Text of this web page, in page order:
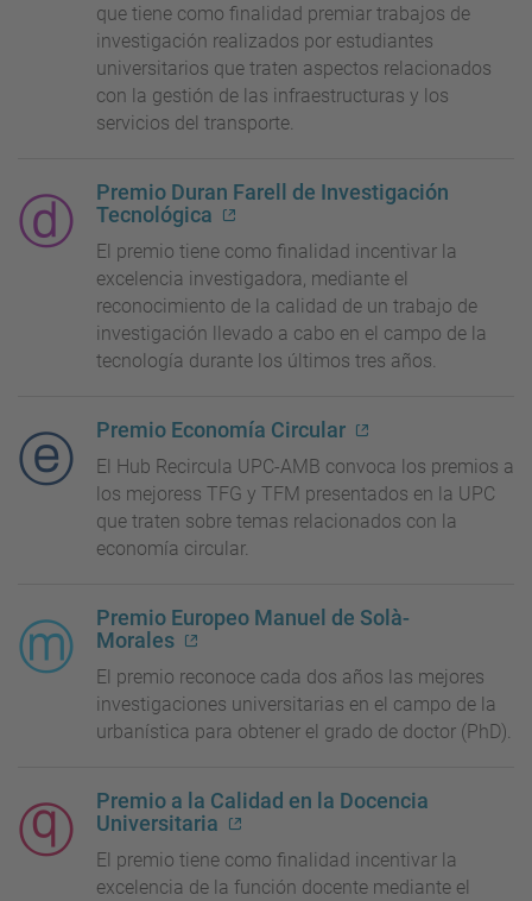
que tiene como finalidad premiar trabajos de
investigación realizados por estudiantes
universitarios que traten aspectos relacionados
con la gestión de las infraestructuras y los
servicios del transporte.
Premio Duran Farell de Investigación
Tecnológica
El premio tiene como finalidad incentivar la
excelencia investigadora, mediante el
reconocimiento de la calidad de un trabajo de
investigación llevado a cabo en el campo de la
tecnología durante los últimos tres años.
Premio Economía Circular
El Hub Recircula UPC-AMB convoca los premios a
los mejoress TFG y TFM presentados en la UPC
que traten sobre temas relacionados con la
economía circular.
Premio Europeo Manuel de Solà-
Morales
El premio reconoce cada dos años las mejores
investigaciones universitarias en el campo de la
urbanística para obtener el grado de doctor (PhD).
Premio a la Calidad en la Docencia
Universitaria
El premio tiene como finalidad incentivar la
excelencia de la función docente mediante el